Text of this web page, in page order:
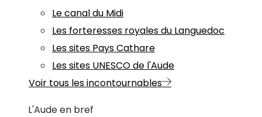
Le canal du Midi
Les forteresses royales du Languedoc
Les sites Pays Cathare
Les sites UNESCO de l'Aude
Voir tous les incontournables
L'Aude en bref